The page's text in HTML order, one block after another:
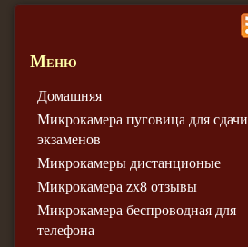
Меню
Домашняя
Микрокамера пуговица для сдачи
экзаменов
Микрокамеры дистанционые
Микрокамера zx8 отзывы
Микрокамера беспроводная для
телефона